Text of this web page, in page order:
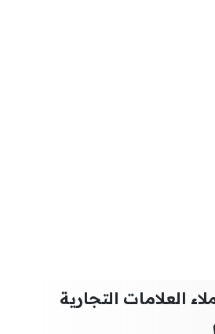
العلامات التجارية